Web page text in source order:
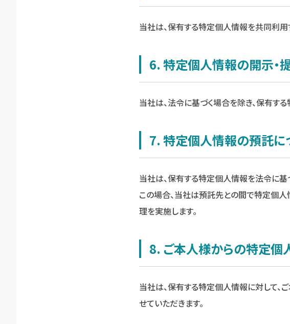
当社は、保有する特定個人情報を共同利用
6. 特定個人情報の開示・
当社は、法令に基づく場合を除き、保有す
7. 特定個人情報の預託に
当社は、保有する特定個人情報を法令に基
この場合、当社は預託先との間で特定個
理を実施します。
8. ご本人様からの特定個
当社は、保有する特定個人情報に対して、
せていただきます。